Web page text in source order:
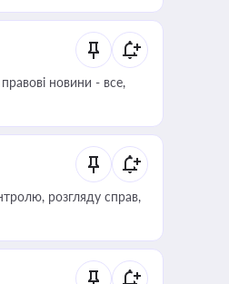
новини - все,
розгляду справ,